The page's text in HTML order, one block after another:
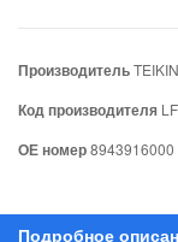
ПроизводительTEIKIN
Код производителя
ОЕ номер8943916000